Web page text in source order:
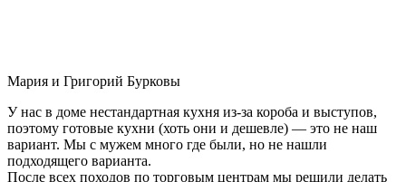
Мария и Григорий Бурковы
У нас в доме нестандартная кухня из-за короба и выступов,
поэтому готовые кухни (хоть они и дешевле) — это не наш
вариант. Мы с мужем много где были, но не нашли
подходящего варианта.
После всех походов по торговым центрам мы решили делать